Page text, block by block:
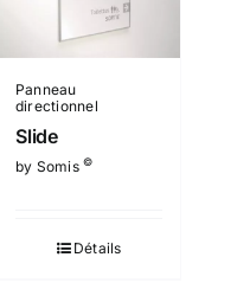
Panneau
directionnel
Slide
by Somis©
Détails